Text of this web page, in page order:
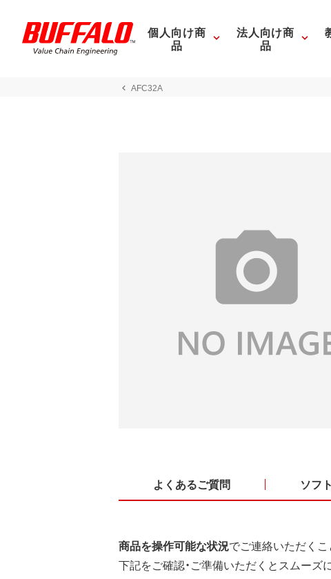
個人向け商
品
法人向け商
品
AFC32A
よくあるご質問 ソフ
商品を操作可能な状況でご連絡いただく
下記をご確認・ご準備いただくとスムーズ